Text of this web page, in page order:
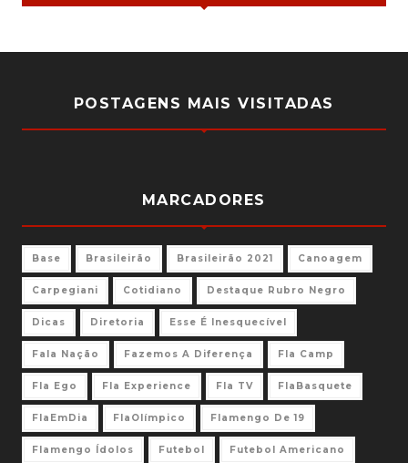
POSTAGENS MAIS VISITADAS
MARCADORES
Base Brasileirão Brasileirão 2021 Canoagem
Carpegiani Cotidiano Destaque Rubro Negro
Dicas Diretoria Esse É Inesquecível
Fala Nação Fazemos A Diferença Fla Camp
Fla Ego Fla Experience Fla TV FlaBasquete
FlaEmDia FlaOlímpico Flamengo De 19
Flamengo Ídolos Futebol Futebol Americano